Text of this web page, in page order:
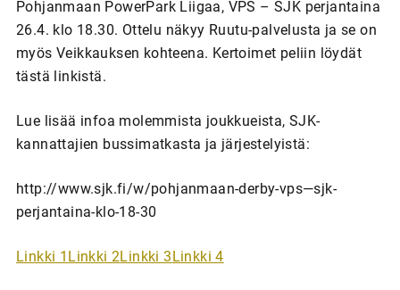
Pohjanmaan PowerPark Liigaa, VPS – SJK perjantaina
26.4. klo 18.30. Ottelu näkyy Ruutu-palvelusta ja se on
myös Veikkauksen kohteena. Kertoimet peliin löydät
tästä linkistä.
Lue lisää infoa molemmista joukkueista, SJK-
kannattajien bussimatkasta ja järjestelyistä:
http://www.sjk.fi/w/pohjanmaan-derby-vps—sjk-
perjantaina-klo-18-30
Linkki 1 Linkki 2Linkki 3Linkki 4